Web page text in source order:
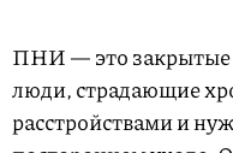
ПНИ — это закрытые
люди, страдающие
расстройствами и